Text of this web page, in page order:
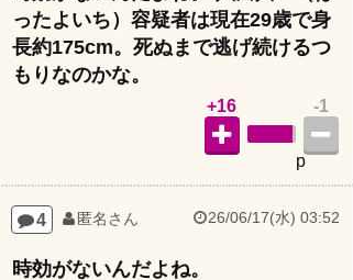
ったよいち）容疑者は現在29歳で身
長約175cm。死ぬまで逃げ続けるつ
もりなのかな。
-1
p
+16
4 匿名さん 26/06/17(水) 03:52
時効がないんだよね。